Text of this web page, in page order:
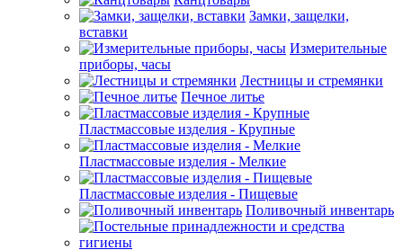
Замки, защелки,
вставки
Измерительные
приборы, часы
Лестницы и стремянки
Печное литье
Пластмассовые изделия - Крупные
Пластмассовые изделия - Мелкие
Пластмассовые изделия - Пищевые
Поливочный инвентарь